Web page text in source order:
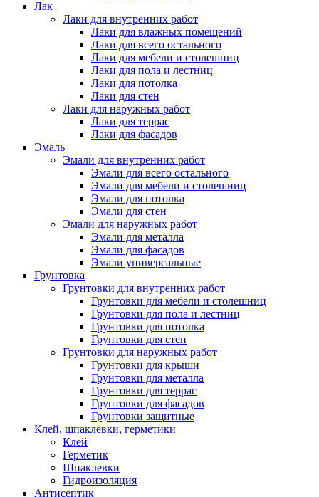
Лак
Лаки для внутренних работ
Лаки для влажных помещений
Лаки для всего остального
Лаки для мебели и столешниц
Лаки для пола и лестниц
Лаки для потолка
Лаки для стен
Лаки для наружных работ
Лаки для террас
Лаки для фасадов
Эмаль
Эмали для внутренних работ
Эмали для всего остального
Эмали для мебели и столешниц
Эмали для потолка
Эмали для стен
Эмали для наружных работ
Эмали для металла
Эмали для фасадов
Эмали универсальные
Грунтовка
Грунтовки для внутренних работ
Грунтовки для мебели и столешниц
Грунтовки для пола и лестниц
Грунтовки для потолка
Грунтовки для стен
Грунтовки для наружных работ
Грунтовки для крыши
Грунтовки для металла
Грунтовки для террас
Грунтовки для фасадов
Грунтовки защитные
Клей, шпаклевки, герметики
Клей
Герметик
Шпаклевки
Гидроизоляция
Антисептик